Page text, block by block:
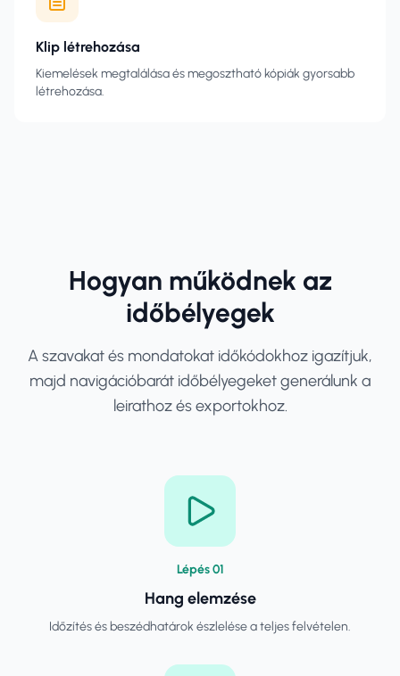
Klip létrehozása
Kiemelések megtalálása és megosztható kópiák gyorsabb
létrehozása.
Hogyan működnek az
időbélyegek
A szavakat és mondatokat időkódokhoz igazítjuk,
majd navigációbarát időbélyegeket generálunk a
leirathoz és exportokhoz.
Lépés01
Hang elemzése
Időzítés és beszédhatárok észlelése a teljes felvételen.